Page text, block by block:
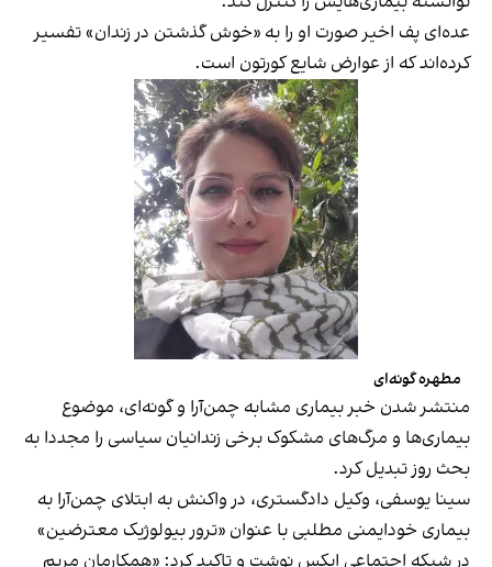
عده‌ای پف اخیر صورت او را به «خوش‌ گذشتن در زندان» تفسیر
کرده‌اند که از عوارض شایع کورتون است.
مطهره گونه‌ای
منتشر شدن خبر بیماری مشابه چمن‌آرا و گونه‌ای، موضوع
بیماری‌ها و مرگ‌های مشکوک برخی زندانیان سیاسی را مجددا به
بحث روز تبدیل کرد.
سینا یوسفی، وکیل دادگستری، در واکنش به ابتلای چمن‌آرا به
بیماری خودایمنی مطلبی با عنوان «ترور بیولوژیک معترضین»